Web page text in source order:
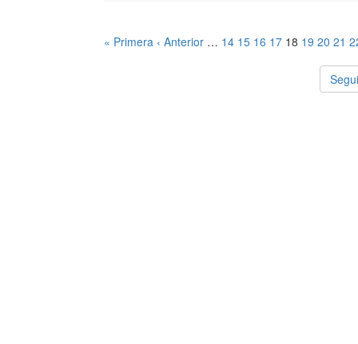
« Primera ‹ Anterior … 14 15 16 17 18 19 20 21